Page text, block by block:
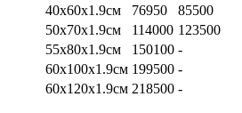
40х60х1.9см 76950 85500
50х70х1.9см
114000 123500
55х80х1.9см
150100 -
60х100х1.9см 199500 -
60х120х1.9см 218500 -